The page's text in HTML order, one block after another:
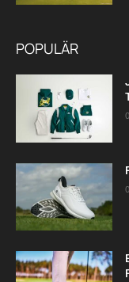
POPULÄR